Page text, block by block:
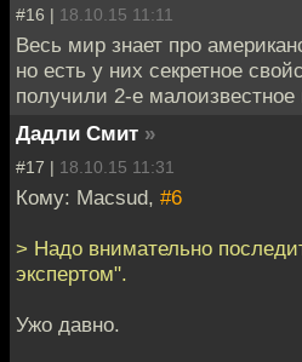
#16 | 18.10.15 11:11
Весь мир знает про
но есть у них секретное
получили 2-е малоизвестное
Дадли Смит »
#17 | 18.10.15 11:31
Кому: Macsud, #6
> Надо внимательно
экспертом".
Ужо давно.